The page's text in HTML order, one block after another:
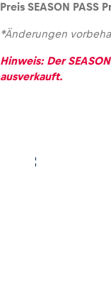
Preis SEASON PASS
*Änderungen
Hinweis: Der
ausverkauft.